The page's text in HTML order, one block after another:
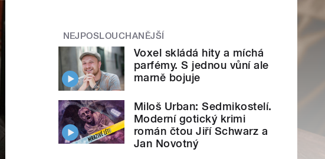
NEJPOSLOUCHANĚJŠÍ
Voxel skládá hity a míchá
parfémy. S jednou vůní ale
marně bojuje
Miloš Urban: Sedmikostelí.
Moderní gotický krimi
román čtou Jiří Schwarz a
Jan Novotný